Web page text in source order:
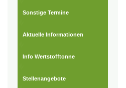
Sonstige Termine
Aktuelle Informationen
Info Wertstofftonne
Stellenangebote